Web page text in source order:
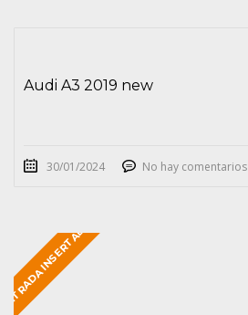
Audi A3 2019 new
30/01/2024 No hay comentarios
INSERTADA